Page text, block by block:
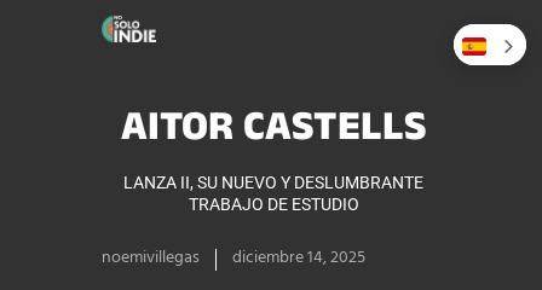
AITOR CASTELLS
LANZA II, SU NUEVO Y DESLUMBRANTE
TRABAJO DE ESTUDIO
noemivillegas diciembre 14, 2025